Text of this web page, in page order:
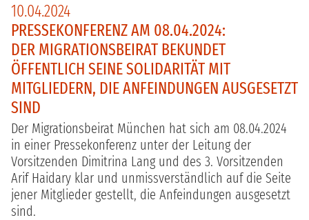
10.04.2024
PRESSEKONFERENZ AM 08.04.2024:
DER MIGRATIONSBEIRAT BEKUNDET
ÖFFENTLICH SEINE SOLIDARITÄT MIT
MITGLIEDERN, DIE ANFEINDUNGEN AUSGESETZT
SIND
Der Migrationsbeirat München hat sich am 08.04.2024
in einer Pressekonferenz unter der Leitung der
Vorsitzenden Dimitrina Lang und des 3. Vorsitzenden
Arif Haidary klar und unmissverständlich auf die Seite
jener Mitglieder gestellt, die Anfeindungen ausgesetzt
sind.